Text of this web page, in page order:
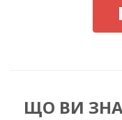
ЩО ВИ